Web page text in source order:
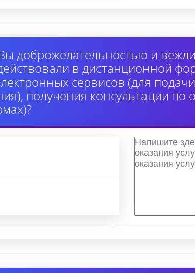
доброжелательностью и
в дистанционной
сервисов (для
получения консультации по